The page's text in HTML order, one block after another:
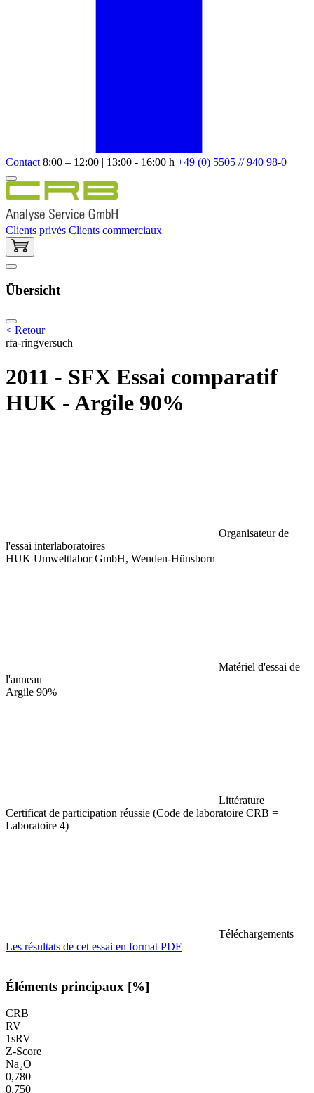
Contact 8:00 – 12:00 | 13:00 - 16:00 h +49 (0) 5505 // 940 98-0
Clients privés Clients commerciaux
Übersicht
< Retour
rfa-ringversuch
2011 - SFX Essai comparatif
HUK - Argile 90%
Organisateur de
l'essai interlaboratoires
HUK Umweltlabor GmbH, Wenden-Hünsborn
Matériel d'essai de
l'anneau
Argile 90%
Littérature
Certificat de participation réussie (Code de laboratoire CRB =
Laboratoire 4)
Téléchargements
Les résultats de cet essai en format PDF
Éléments principaux [%]
CRB
RV
1sRV
Z-Score
Na₂O
0,780
0,750